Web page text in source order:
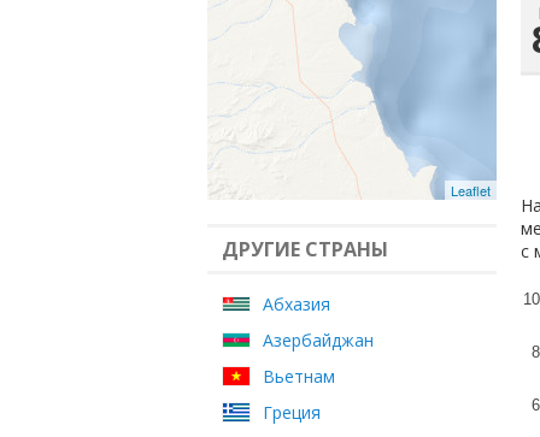
Leaflet
ДРУГИЕ СТРАНЫ
Абхазия
Азербайджан
Вьетнам
Греция
с